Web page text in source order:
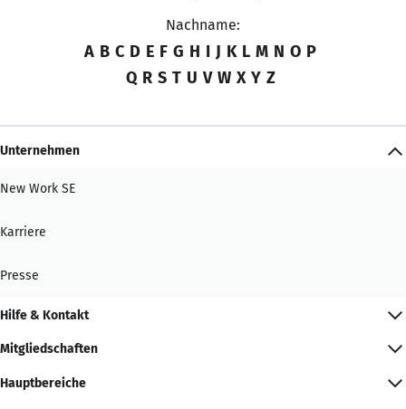
Nachname:
A B C D E F G H I J K L M N O P
Q R S T U V W X Y Z
Unternehmen
New Work SE
Karriere
Presse
Hilfe & Kontakt
Mitgliedschaften
Hauptbereiche